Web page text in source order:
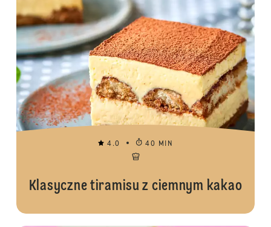
4.0 40 MIN
Klasyczne tiramisu z ciemnym kakao